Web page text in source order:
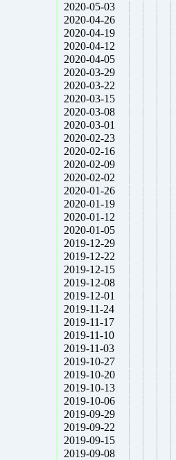
2020-05-03
2020-04-26
2020-04-19
2020-04-12
2020-04-05
2020-03-29
2020-03-22
2020-03-15
2020-03-08
2020-03-01
2020-02-23
2020-02-16
2020-02-09
2020-02-02
2020-01-26
2020-01-19
2020-01-12
2020-01-05
2019-12-29
2019-12-22
2019-12-15
2019-12-08
2019-12-01
2019-11-24
2019-11-17
2019-11-10
2019-11-03
2019-10-27
2019-10-20
2019-10-13
2019-10-06
2019-09-29
2019-09-22
2019-09-15
2019-09-08